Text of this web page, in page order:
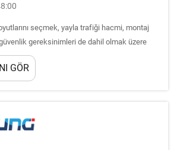
seçmek, yayla trafiği hacmi, montaj
güvenlik gereksinimleri de dahil olmak üzere
değerlendirmeyi gerektirir. Modern
doğru şekilde boyutlandırılmış...
GÖR